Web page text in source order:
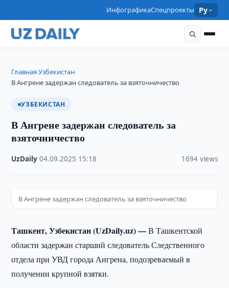
ИнфографикаСпецпроекты Ру
Главная›Узбекистан›
В Ангрене задержан следователь за взяточничество
УЗБЕКИСТАН
В Ангрене задержан следователь за
взяточничество
UzDaily ·04.09.2025 15:18 1694 views
В Ангрене задержан следователь за взяточничество
Ташкент, Узбекистан (UzDaily.uz) —В Ташкентской
области задержан старший следователь Следственного
отдела при УВД города Ангрена, подозреваемый в
получении крупной взятки.